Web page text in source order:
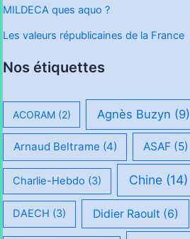
MILDECA ques aquo ?
Les valeurs républicaines de la France
Nos étiquettes
ACORAM(2) Agnès Buzyn (9)
Arnaud Beltrame (4) ASAF (5)
Charlie-Hebdo (3) Chine (14)
DAECH (3) Didier Raoult (6)